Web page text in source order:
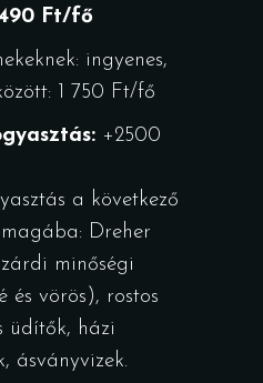
Ft/fő
ingyenes,
1 750 Ft/fő
+2500
a következő
Dreher
minőségi
és vörös), rostos
üdítők, házi
ásványvizek.